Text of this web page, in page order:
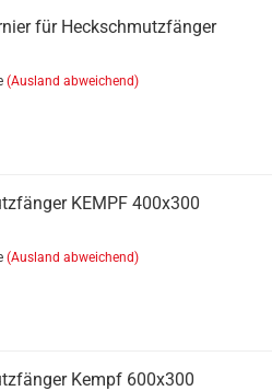
für Heckschmutzfänger
(Ausland abweichend)
KEMPF 400x300
(Ausland abweichend)
Kempf 600x300